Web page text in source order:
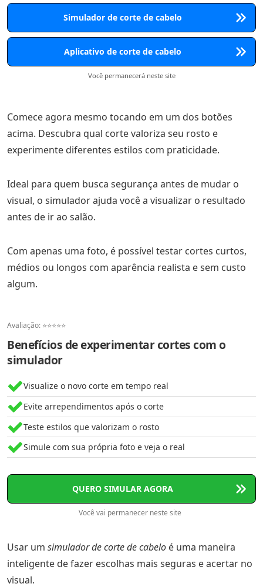
Simulador de corte de cabelo
Aplicativo de corte de cabelo
Você permanecerá neste site
Comece agora mesmo tocando em um dos botões
acima. Descubra qual corte valoriza seu rosto e
experimente diferentes estilos com praticidade.
Ideal para quem busca segurança antes de mudar o
visual, o simulador ajuda você a visualizar o resultado
antes de ir ao salão.
Com apenas uma foto, é possível testar cortes curtos,
médios ou longos com aparência realista e sem custo
algum.
Avaliação: ⭐⭐⭐⭐⭐
Benefícios de experimentar cortes com o
simulador
Visualize o novo corte em tempo real
Evite arrependimentos após o corte
Teste estilos que valorizam o rosto
Simule com sua própria foto e veja o real
QUERO SIMULAR AGORA
Você vai permanecer neste site
Usar um simulador de corte de cabelo é uma maneira
inteligente de fazer escolhas mais seguras e acertar no
visual.